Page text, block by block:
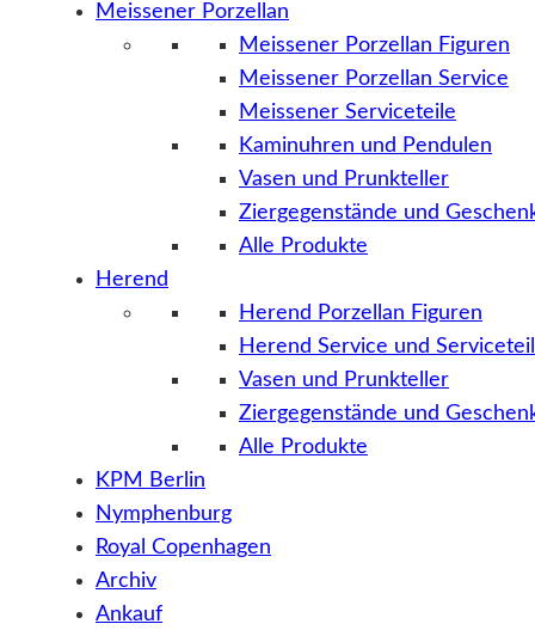
Meissener Porzellan
Meissener Porzellan Figuren
Meissener Porzellan Service
Meissener Serviceteile
Kaminuhren und Pendulen
Vasen und Prunkteller
Ziergegenstände und
Alle Produkte
Herend
Herend Porzellan Figuren
Herend Service und
Vasen und Prunkteller
Ziergegenstände und
Alle Produkte
KPM Berlin
Nymphenburg
Royal Copenhagen
Archiv
Ankauf